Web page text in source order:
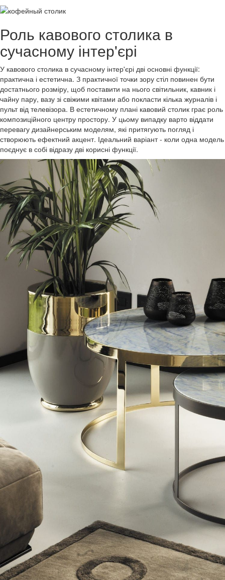
Роль кавового столика в
сучасному інтер'єрі
У кавового столика в сучасному інтер'єрі дві основні функції:
практична і естетична. З практичної точки зору стіл повинен бути
достатнього розміру, щоб поставити на нього світильник, кавник і
чайну пару, вазу зі свіжими квітами або покласти кілька журналів і
пульт від телевізора. В естетичному плані кавовий столик грає роль
композиційного центру простору. У цьому випадку варто віддати
перевагу дизайнерським моделям, які притягують погляд і
створюють ефектний акцент. Ідеальний варіант - коли одна модель
поєднує в собі відразу дві корисні функції.